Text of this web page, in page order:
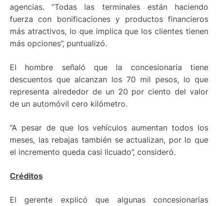
agencias. “Todas las terminales están haciendo
fuerza con bonificaciones y productos financieros
más atractivos, lo que implica que los clientes tienen
más opciones”, puntualizó.
El hombre señaló que la concesionaria tiene
descuentos que alcanzan los 70 mil pesos, lo que
representa alrededor de un 20 por ciento del valor
de un automóvil cero kilómetro.
“A pesar de que los vehículos aumentan todos los
meses, las rebajas también se actualizan, por lo que
el incremento queda casi licuado”, consideró.
Créditos
El gerente explicó que algunas concesionarias